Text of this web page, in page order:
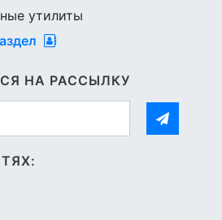
утилиты
НА РАССЫЛКУ